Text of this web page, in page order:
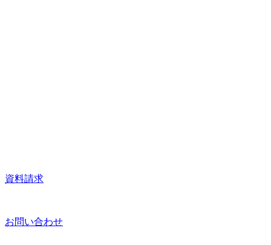
資料請求
お問い合わせ